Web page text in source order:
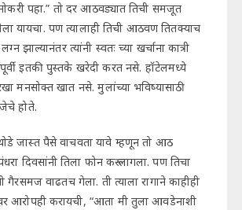
पहा.” तो दर आठवड्यात तिची समजूत
यायचा. पण त्यालाही तिची आठवण तितक्याच
झाल्यानंतर त्यांनी स्वतः च्या खर्चाना कात्री
इतकी पुस्तके खरेदी करत नसे. हॉटेलमध्ये
मनसोक्त खात नसे. मुलांच्या भविष्यासाठी
होते.
जास्त पैसे वाचवता यावे म्हणून तो आठ
दिवसांनी तिला फोन करू लागला. पण तिचा
गैरसमज वाढतच गेला. ती त्याला रागाने काहीही
आरोपही करायची, “आता मी तुला आवडेनाशी